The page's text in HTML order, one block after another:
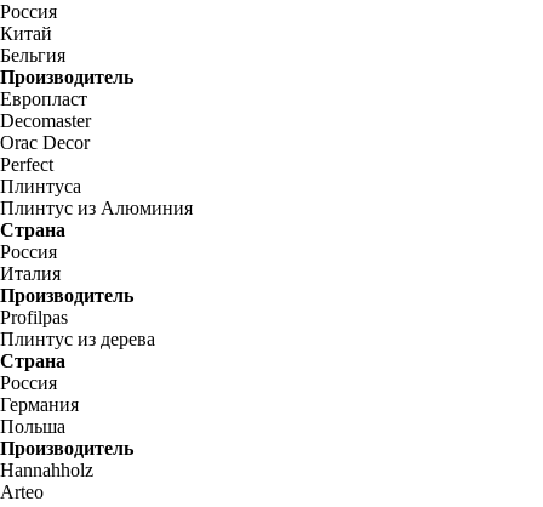
Россия
Китай
Бельгия
Производитель
Европласт
Decomaster
Orac Decor
Perfect
Плинтуса
Плинтус из Алюминия
Страна
Россия
Италия
Производитель
Profilpas
Плинтус из дерева
Страна
Россия
Германия
Польша
Производитель
Hannahholz
Arteo